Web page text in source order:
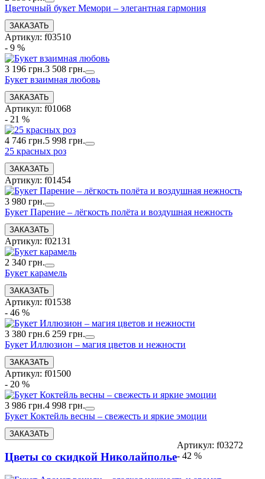
Цветочный букет Мемори – элегантная гармония
Артикул: f03510
- 9 %
3 196 грн.3 508 грн.
Букет взаимная любовь
Артикул: f01068
- 21 %
4 746 грн.5 998 грн.
25 красных роз
Артикул: f01454
3 980 грн.
Букет Парение – лёгкость полёта и воздушная нежность
Артикул: f02131
2 340 грн.
Букет карамель
Артикул: f01538
- 46 %
3 380 грн.6 259 грн.
Букет Иллюзион – магия цветов и нежности
Артикул: f01500
- 20 %
3 986 грн.4 998 грн.
Букет Коктейль весны – свежесть и яркие эмоции
Цветы со скидкой Николайполье
Артикул: f03272
- 42 %